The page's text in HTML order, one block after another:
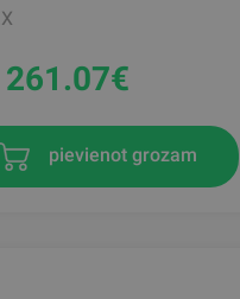
€
pievienot grozam